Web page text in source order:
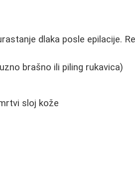
dlaka posle epilacije.
brašno ili piling rukavica)
sloj kože